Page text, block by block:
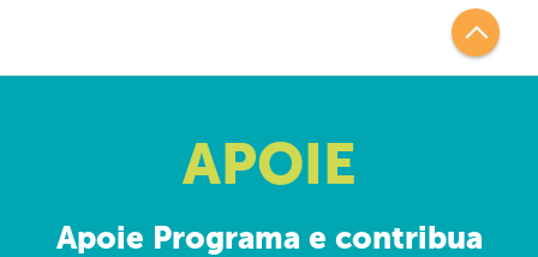
APOIE
Apoie Programa e contribua